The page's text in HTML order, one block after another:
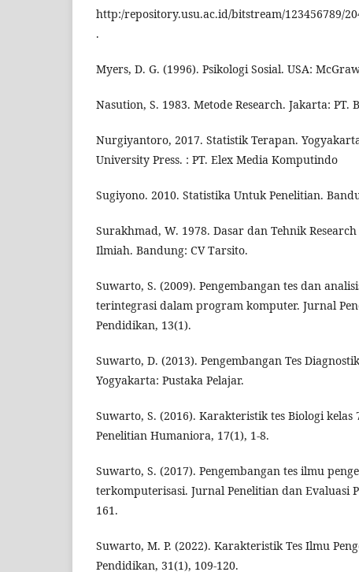
http:/repository.usu.ac.id/bitstream/123456789/
.
Myers, D. G. (1996). Psikologi Sosial. USA:
Nasution, S. 1983. Metode Research. Jakarta: PT.
Nurgiyantoro, 2017. Statistik Terapan.
University Press. : PT. Elex Media Komputindo
Sugiyono. 2010. Statistika Untuk Penelitian.
Surakhmad, W. 1978. Dasar dan Tehnik
Ilmiah. Bandung: CV Tarsito.
Suwarto, S. (2009). Pengembangan tes dan
terintegrasi dalam program komputer. Jurnal
Pendidikan, 13(1).
Suwarto, D. (2013). Pengembangan Tes
Yogyakarta: Pustaka Pelajar.
Suwarto, S. (2016). Karakteristik tes Biologi kelas
Penelitian Humaniora, 17(1), 1-8.
Suwarto, S. (2017). Pengembangan tes ilmu
terkomputerisasi. Jurnal Penelitian dan Evaluasi
161.
Suwarto, M. P. (2022). Karakteristik Tes Ilmu
Pendidikan, 31(1), 109-120.